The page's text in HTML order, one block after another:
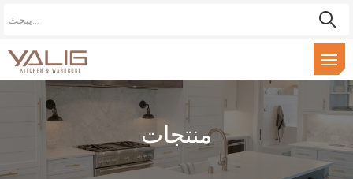
منتجات